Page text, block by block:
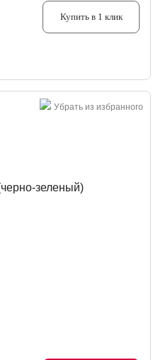
Купить в 1 клик
Убрать из избранного